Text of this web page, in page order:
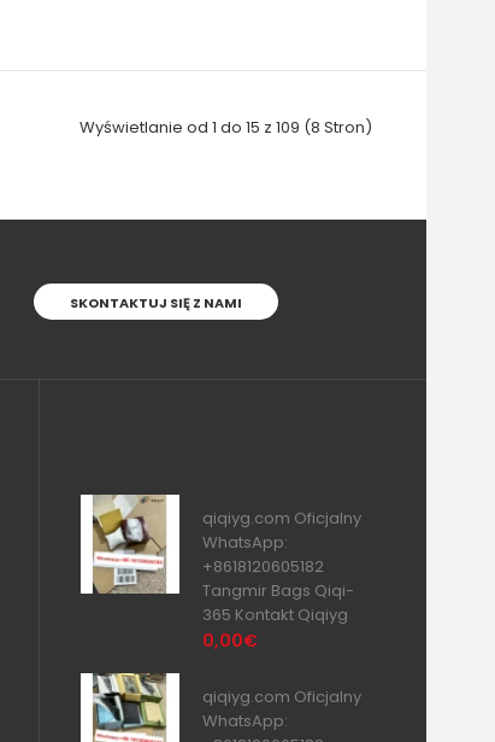
Wyświetlanie od 1 do 15 z 109 (8 Stron)
SKONTAKTUJ SIĘ Z NAMI
qiqiyg.com Oficjalny
WhatsApp:
+8618120605182
Tangmir Bags Qiqi-
365 Kontakt Qiqiyg
0,00€
qiqiyg.com Oficjalny
WhatsApp: